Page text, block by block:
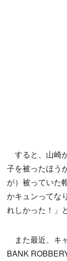
すると、山崎
子を被ったほう
が）被っていた
かキュンってな
れしかった！」
また最近、キ
BANK